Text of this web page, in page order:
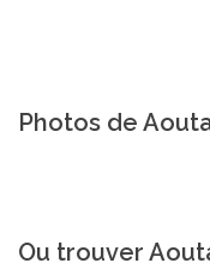
Photos de
Ou trouver